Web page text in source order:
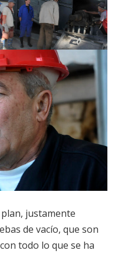
justamente
de vacío, que son
todo lo que se ha